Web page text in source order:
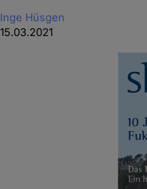
Inge Hüsgen
15.03.2021